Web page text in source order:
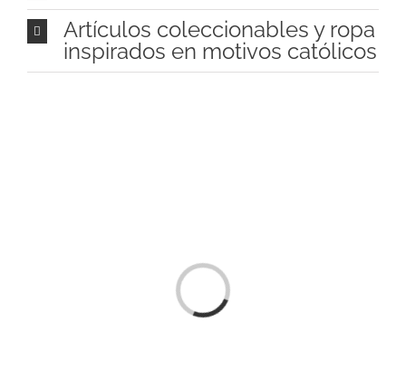
Artículos coleccionables y ropa
inspirados en motivos católicos
Loading...